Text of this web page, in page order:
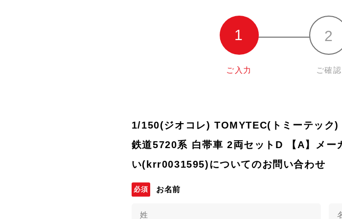
ご入力 ご確認
1/150(ジオコレ) TOMYTEC(トミーテッ
鉄道5720系 白帯車 2両セットD 【A】メー
い(krr0031595)についてのお問い合わせ
お名前